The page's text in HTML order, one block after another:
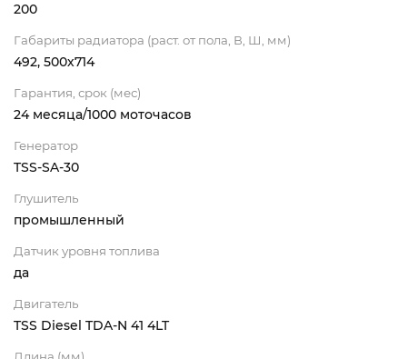
200
Габариты радиатора (раст. от пола, В, Ш, мм)
492, 500х714
Гарантия, срок (мес)
24 месяца/1000 моточасов
Генератор
TSS-SA-30
Глушитель
промышленный
Датчик уровня топлива
да
Двигатель
TSS Diesel TDA-N 41 4LT